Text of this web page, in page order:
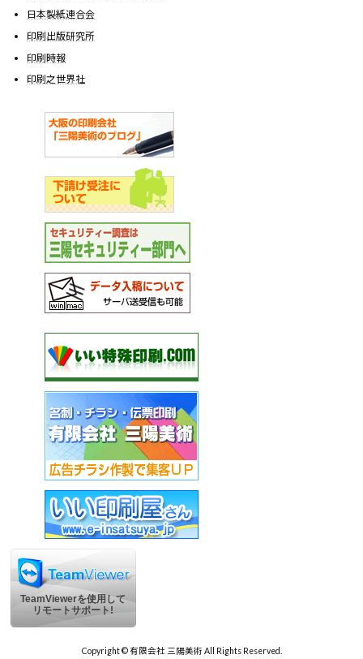
日本製紙連合会
印刷出版研究所
印刷時報
印刷之世界社
TeamViewerを使用して
リモートサポート!
Copyright © 有限会社 三陽美術 All Rights Reserved.